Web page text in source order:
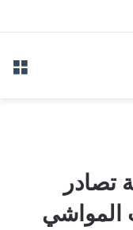
تصادر
المواشي